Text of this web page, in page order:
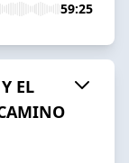
59:25
EL